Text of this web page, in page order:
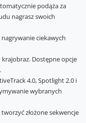
podąża za
nagrasz swoich
ciekawych
krajobraz. Dostępne opcje
4.0, Spotlight 2.0 i
wybranych
złożone sekwencje